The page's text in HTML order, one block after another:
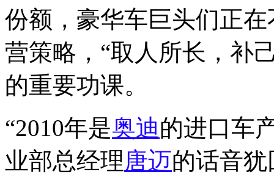
份额，豪华车巨头们正
营策略，“取人所长，补
的重要功课。
“2010年是奥迪的进口车
业部总经理唐迈的话音